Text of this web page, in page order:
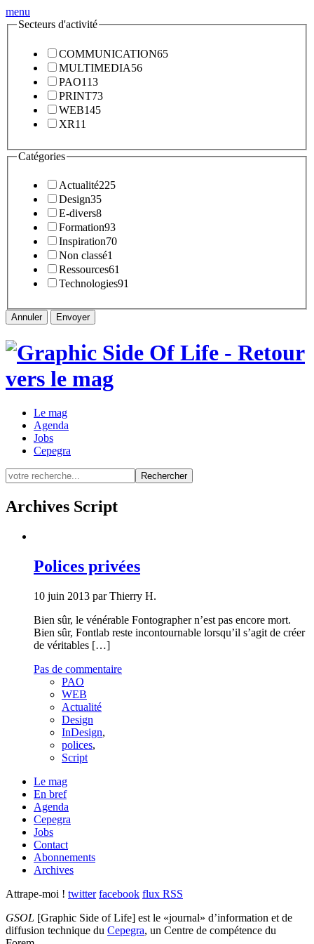
menu
Secteurs d'activité
COMMUNICATION65
MULTIMEDIA56
PAO113
PRINT73
WEB145
XR11
Catégories
Actualité225
Design35
E-divers8
Formation93
Inspiration70
Non classé1
Ressources61
Technologies91
Le mag
Agenda
Jobs
Cepegra
Rechercher
Archives Script
Polices privées
10 juin 2013 par Thierry H.
Bien sûr, le vénérable Fontographer n’est pas encore mort.
Bien sûr, Fontlab reste incontournable lorsqu’il s’agit de créer
de véritables […]
Pas de commentaire
PAO
WEB
Actualité
Design
InDesign,
polices,
Script
Le mag
En bref
Agenda
Cepegra
Jobs
Contact
Abonnements
Archives
Attrape-moi ! twitter facebook flux RSS
GSOL [Graphic Side of Life] est le «journal» d’information et de
diffusion technique du Cepegra, un Centre de compétence du